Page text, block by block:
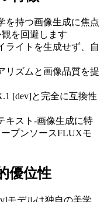
を持つ画像生成に焦点
を回避します
ライトを生成せず、自
リズムと画像品質を提
[dev]と完全に互換性
キスト-画像生成に特
プンソースFLUXモ
優位性